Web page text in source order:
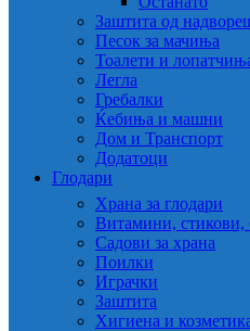
Заштита од
Песок за мачиња
Тоалети и
Легла
Гребалки
Ќебиња и машни
Дом и Транспорт
Додатоци
Глодари
Храна за глодари
Витамини, стикови,
Садови за храна
Поилки
Играчки
Заштита
Хигиена и